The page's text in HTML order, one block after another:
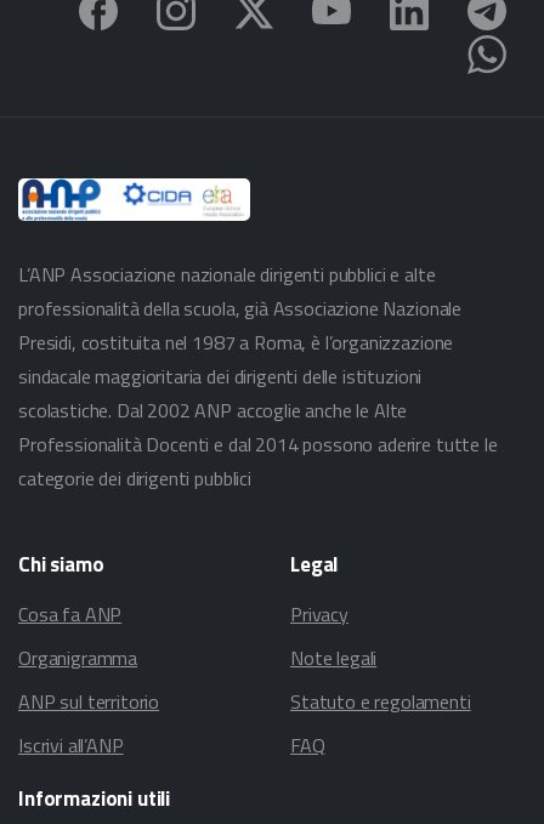
L’ANP Associazione nazionale dirigenti pubblici e alte
professionalità della scuola, già Associazione Nazionale
Presidi, costituita nel 1987 a Roma, è l’organizzazione
sindacale maggioritaria dei dirigenti delle istituzioni
scolastiche. Dal 2002 ANP accoglie anche le Alte
Professionalità Docenti e dal 2014 possono aderire tutte le
categorie dei dirigenti pubblici
Chisiamo
Cosa fa ANP
Organigramma
ANP sul territorio
Iscrivi all’ANP
Legal
Privacy
Note legali
Statuto e regolamenti
FAQ
Informazioniutili